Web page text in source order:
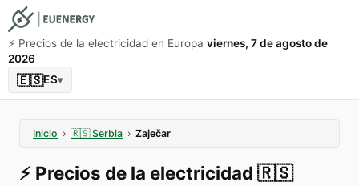
⚡️ Precios de la electricidad en Europa viernes, 7 de agosto de
2026
🇪🇸ES▾
Inicio › 🇷🇸 Serbia › Zaječar
⚡️ Precios de la electricidad 🇷🇸